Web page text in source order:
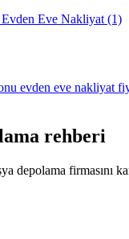
Eve Nakliyat (1)
evden eve nakliyat
rehberi
depolama firmasını